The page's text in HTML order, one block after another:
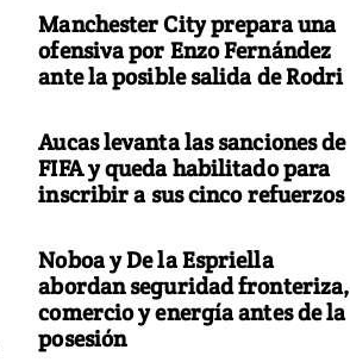
Manchester City prepara una
ofensiva por Enzo Fernández
ante la posible salida de Rodri
Aucas levanta las sanciones de
FIFA y queda habilitado para
inscribir a sus cinco refuerzos
Noboa y De la Espriella
abordan seguridad fronteriza,
comercio y energía antes de la
posesión